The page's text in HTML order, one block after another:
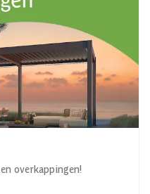
overkappingen!